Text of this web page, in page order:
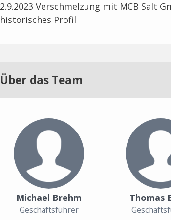
2.9.2023 Verschmelzung mit MCB Salt
historisches Profil
Über das Team
Michael Brehm
Geschäftsführer
Thomas